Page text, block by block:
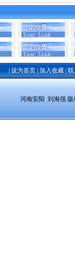
设为首页 加入收藏
河南安阳  刘海强 版